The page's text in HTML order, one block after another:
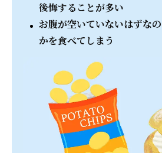
後悔することが多い
お腹が空いていないはずな
かを食べてしまう